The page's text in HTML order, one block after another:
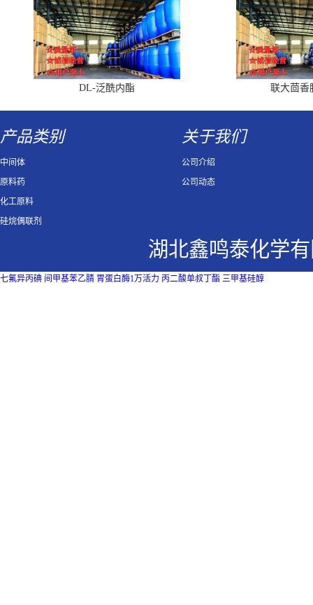
DL-泛酰内酯 联大茴香
产品类别
中间体
原料药
化工原料
硅烷偶联剂
关于我们
公司介绍
公司动态
湖北鑫鸣泰化学
七氟异丙碘 间甲基苯乙腈 胃蛋白酶1万活力 丙二酸单叔丁酯 三甲基硅醇